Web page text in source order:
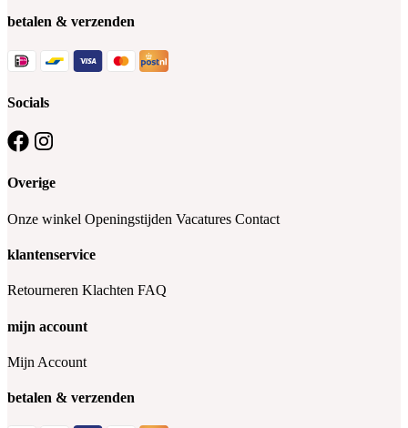
betalen & verzenden
Socials
Overige
Onze winkel Openingstijden Vacatures Contact
klantenservice
Retourneren Klachten FAQ
mijn account
Mijn Account
betalen & verzenden